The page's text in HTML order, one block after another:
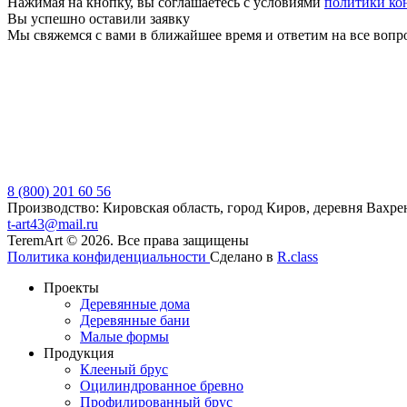
Вы успешно оставили заявку
Мы свяжемся с вами в ближайшее время и ответим на все
8 (800) 201 60 56
Производство: Кировская область, город Киров, деревня
t-art43@mail.ru
TeremArt © 2026. Все права защищены
Политика конфиденциальности Сделано в R.class
Проекты
Деревянные дома
Деревянные бани
Малые формы
Продукция
Клееный брус
Оцилиндрованное бревно
Профилированный брус